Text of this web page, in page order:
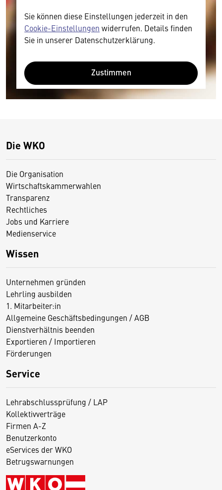
Sie können diese Einstellungen jederzeit in den
Cookie-Einstellungen widerrufen. Details finden
Sie in unserer Datenschutzerklärung.
Zustimmen
Die WKO
Die Organisation
Wirtschaftskammerwahlen
Transparenz
Rechtliches
Jobs und Karriere
Medienservice
Wissen
Unternehmen gründen
Lehrling ausbilden
1. Mitarbeiter:in
Allgemeine Geschäftsbedingungen / AGB
Dienstverhältnis beenden
Exportieren / Importieren
Förderungen
Service
Lehrabschlussprüfung / LAP
Kollektivverträge
Firmen A-Z
Benutzerkonto
eServices der WKO
Betrugswarnungen